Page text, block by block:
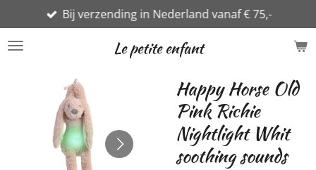
direct
naar
hoofdinhoud
Le petite enfant
Bij verzending in Nederland vanaf € 75,-
Happy Horse Old
Pink Richie
Nightlight Whit
soothing sounds